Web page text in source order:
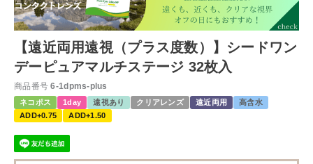
【遠近両用遠視（プラス度数）】シードワン
デーピュアマルチステージ 32枚入
商品番号 6-1dpms-plus
ネコポス 1day 遠視あり クリアレンズ 遠近両用
高含水
ADD+0.75
ADD+1.50